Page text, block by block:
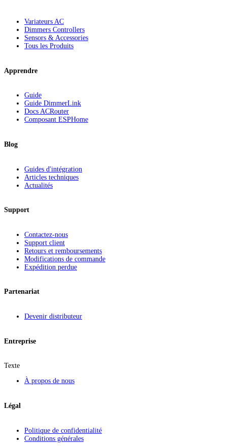
Variateurs AC
Dimmers Controllers
Sensors & Accessories
Tous les Produits
Apprendre
Guide
Guide DimmerLink
Docs ACRouter
Composant ESPHome
Blog
Guides d'intégration
Articles techniques
Actualités
Support
Contactez-nous
Support client
Retours et remboursements
Modifications de commande
Expédition perdue
Partenariat
Devenir distributeur
Entreprise
Texte
À propos de nous
Légal
Politique de confidentialité
Conditions générales